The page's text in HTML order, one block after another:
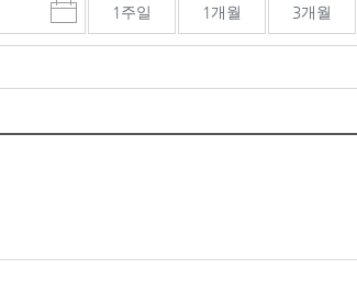
종
료
1주일 1개월 3개월